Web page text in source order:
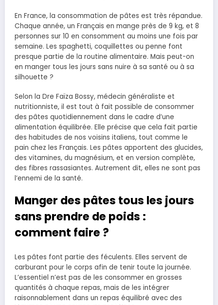
En France, la consommation de pâtes est très répandue.
Chaque année, un Français en mange près de 9 kg, et 8
personnes sur 10 en consomment au moins une fois par
semaine. Les spaghetti, coquillettes ou penne font
presque partie de la routine alimentaire. Mais peut-on
en manger tous les jours sans nuire à sa santé ou à sa
silhouette ?
Selon la Dre Faïza Bossy, médecin généraliste et
nutritionniste, il est tout à fait possible de consommer
des pâtes quotidiennement dans le cadre d’une
alimentation équilibrée. Elle précise que cela fait partie
des habitudes de nos voisins italiens, tout comme le
pain chez les Français. Les pâtes apportent des glucides,
des vitamines, du magnésium, et en version complète,
des fibres rassasiantes. Autrement dit, elles ne sont pas
l’ennemi de la santé.
Manger des pâtes tous les jours
sans prendre de poids :
comment faire ?
Les pâtes font partie des féculents. Elles servent de
carburant pour le corps afin de tenir toute la journée.
L’essentiel n’est pas de les consommer en grosses
quantités à chaque repas, mais de les intégrer
raisonnablement dans un repas équilibré avec des